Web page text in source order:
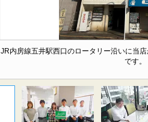
JR内房線五井駅西口のロータリー沿いに当
です。